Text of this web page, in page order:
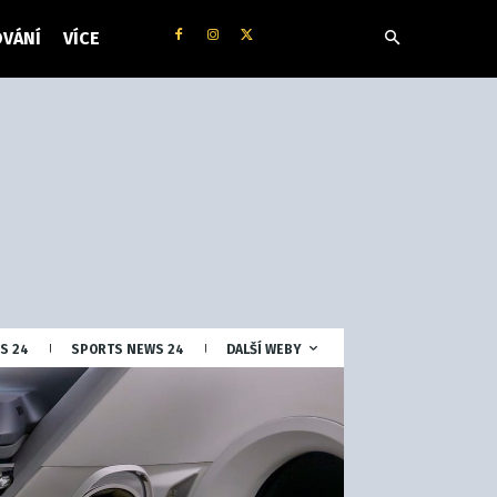
VÍCE
24 SPORTS NEWS 24 DALŠÍ WEBY